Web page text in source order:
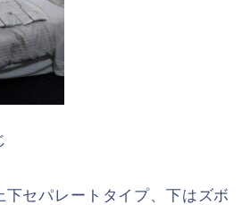
セパレートタイプ、下はズボ